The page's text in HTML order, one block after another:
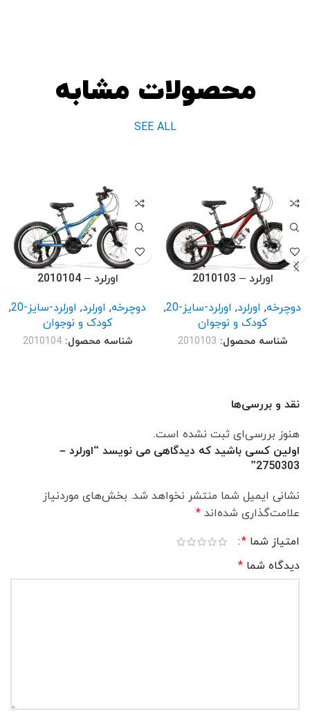
محصولات مشابه
SEE ALL
اورلرد – 2010103
دوچرخه, اورلرد, اورلرد-سایز-20
,
کودک و نوجوان
شناسه محصول: 2010103
اورلرد – 2010104
دوچرخه, اورلرد, اورلرد-سایز-20
,
کودک و نوجوان
شناسه محصول:2010104
نقد و بررسی‌ها
هنوز بررسی‌ای ثبت نشده است.
اولین کسی باشید که دیدگاهی می نویسد “اورلرد –
2750303”
نشانی ایمیل شما منتشر نخواهد شد. بخش‌های موردنیاز
علامت‌گذاری شده‌اند *
امتیاز شما *
دیدگاه شما *